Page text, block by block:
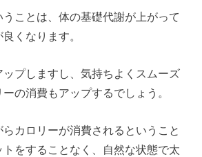
うことは、体の基礎代謝が上がって
くなります。
プしますし、気持ちよくスムーズ
の消費もアップするでしょう。
カロリーが消費されるということ
をすることなく、自然な状態で太